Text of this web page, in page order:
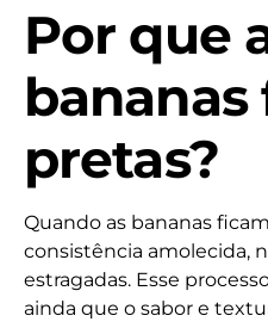
Por que
bananas
pretas?
Quando as bananas
consistência amolecida,
estragadas. Esse
ainda que o sabor e